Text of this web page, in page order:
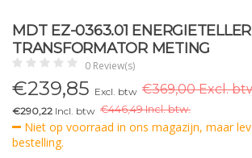
MDT EZ-0363.01
TRANSFORMATOR METING
0 Review(s)
€239,85 Excl. btw €369,00 Excl.
€290,22 Incl. btw €446,49 Incl. btw.
Niet op voorraad in ons magazijn, maar
bestelling.